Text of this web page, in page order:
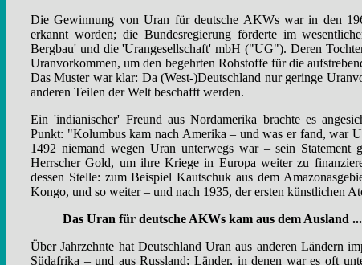
Die Gewinnung von Uran für deutsche AKWs war in den
erkannt worden; die Bundesregierung förderte im
Bergbau' und die 'Urangesellschaft' mbH ("UG"). Deren
Uranvorkommen, um den begehrten Rohstoffe für die
Das Muster war klar: Da (West-)Deutschland nur geringe
anderen Teilen der Welt beschafft werden.
Ein 'indianischer' Freund aus Nordamerika brachte es
Punkt: "Kolumbus kam nach Amerika – und was er fand, war
1492 niemand wegen Uran unterwegs war – sein Statement
Herrscher Gold, um ihre Kriege in Europa weiter zu
dessen Stelle: zum Beispiel Kautschuk aus dem
Kongo, und so weiter – und nach 1935, der ersten künstlichen
Das Uran für deutsche AKWs kam aus dem Ausland ...
Über Jahrzehnte hat Deutschland Uran aus anderen Ländern
Südafrika – und aus Russland; Länder, in denen war es oft